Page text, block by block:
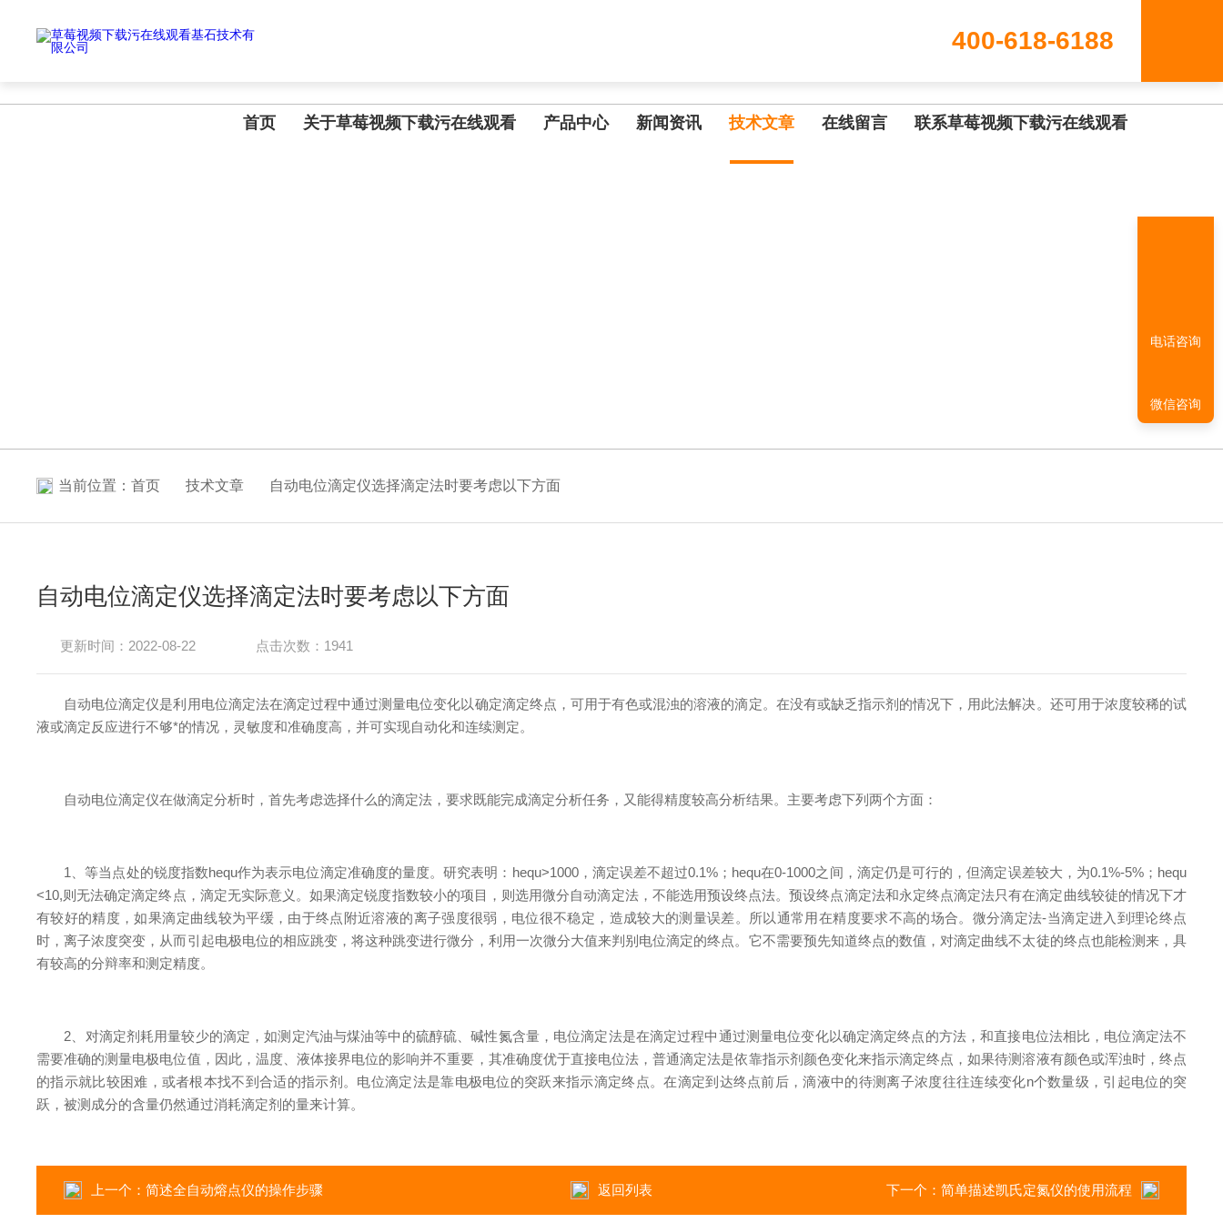
400-618-6188
首页 关于草莓视频下载污在线观看 产品中心 新闻资讯 技术文章 在线留言 联系草莓视频下载污在线观看
当前位置： 首页 技术文章 自动电位滴定仪选择滴定法时要考虑以下方面
自动电位滴定仪选择滴定法时要考虑以下方面
更新时间：2022-08-22 点击次数：1941
自动电位滴定仪是利用电位滴定法在滴定过程中通过测量电位变化以确定滴定终点，可用于有色或混浊的溶液的滴定。在没有或缺乏指示剂的情况下，用此法解决。还可用于浓度较稀的试
液或滴定反应进行不够*的情况，灵敏度和准确度高，并可实现自动化和连续测定。
自动电位滴定仪在做滴定分析时，首先考虑选择什么的滴定法，要求既能完成滴定分析任务，又能得精度较高分析结果。主要考虑下列两个方面：
1、等当点处的锐度指数hequ作为表示电位滴定准确度的量度。研究表明：hequ>1000，滴定误差不超过0.1%；hequ在0-1000之间，滴定仍是可行的，但滴定误差较大，为0.1%-5%；hequ
<10,则无法确定滴定终点，滴定无实际意义。如果滴定锐度指数较小的项目，则选用微分自动滴定法，不能选用预设终点法。预设终点滴定法和永定终点滴定法只有在滴定曲线较徒的情况下才
有较好的精度，如果滴定曲线较为平缓，由于终点附近溶液的离子强度很弱，电位很不稳定，造成较大的测量误差。所以通常用在精度要求不高的场合。微分滴定法-当滴定进入到理论终点
时，离子浓度突变，从而引起电极电位的相应跳变，将这种跳变进行微分，利用一次微分大值来判别电位滴定的终点。它不需要预先知道终点的数值，对滴定曲线不太徒的终点也能检测来，具
有较高的分辩率和测定精度。
2、对滴定剂耗用量较少的滴定，如测定汽油与煤油等中的硫醇硫、碱性氮含量，电位滴定法是在滴定过程中通过测量电位变化以确定滴定终点的方法，和直接电位法相比，电位滴定法不
需要准确的测量电极电位值，因此，温度、液体接界电位的影响并不重要，其准确度优于直接电位法，普通滴定法是依靠指示剂颜色变化来指示滴定终点，如果待测溶液有颜色或浑浊时，终点
的指示就比较困难，或者根本找不到合适的指示剂。电位滴定法是靠电极电位的突跃来指示滴定终点。在滴定到达终点前后，滴液中的待测离子浓度往往连续变化n个数量级，引起电位的突
跃，被测成分的含量仍然通过消耗滴定剂的量来计算。
上一个： 简述全自动熔点仪的操作步骤 返回列表 下一个： 简单描述凯氏定氮仪的使用流程
电话咨询
微信咨询